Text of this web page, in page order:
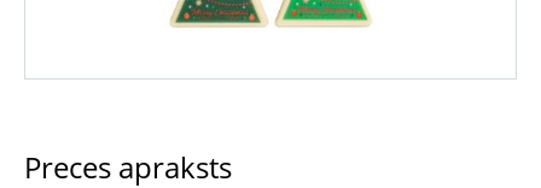
Preces apraksts